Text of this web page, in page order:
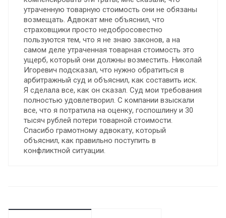
утраченную товарную стоимость они не обязаны
возмещать. Адвокат мне объяснил, что
страховщики просто недобросовестно
пользуются тем, что я не знаю законов, а на
самом деле утраченная товарная стоимость это
ущерб, который они должны возместить. Николай
Игоревич подсказал, что нужно обратиться в
арбитражный суд и объяснил, как составить иск.
Я сделала все, как он сказал. Суд мои требования
полностью удовлетворил. С компании взыскали
все, что я потратила на оценку, госпошлину и 30
тысяч рублей потери товарной стоимости.
Спасибо грамотному адвокату, который
объяснил, как правильно поступить в
конфликтной ситуации.